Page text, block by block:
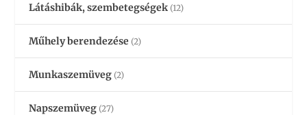
Látáshibák, szembetegségek (12)
Műhely berendezése (2)
Munkaszemüveg (2)
Napszemüveg (27)